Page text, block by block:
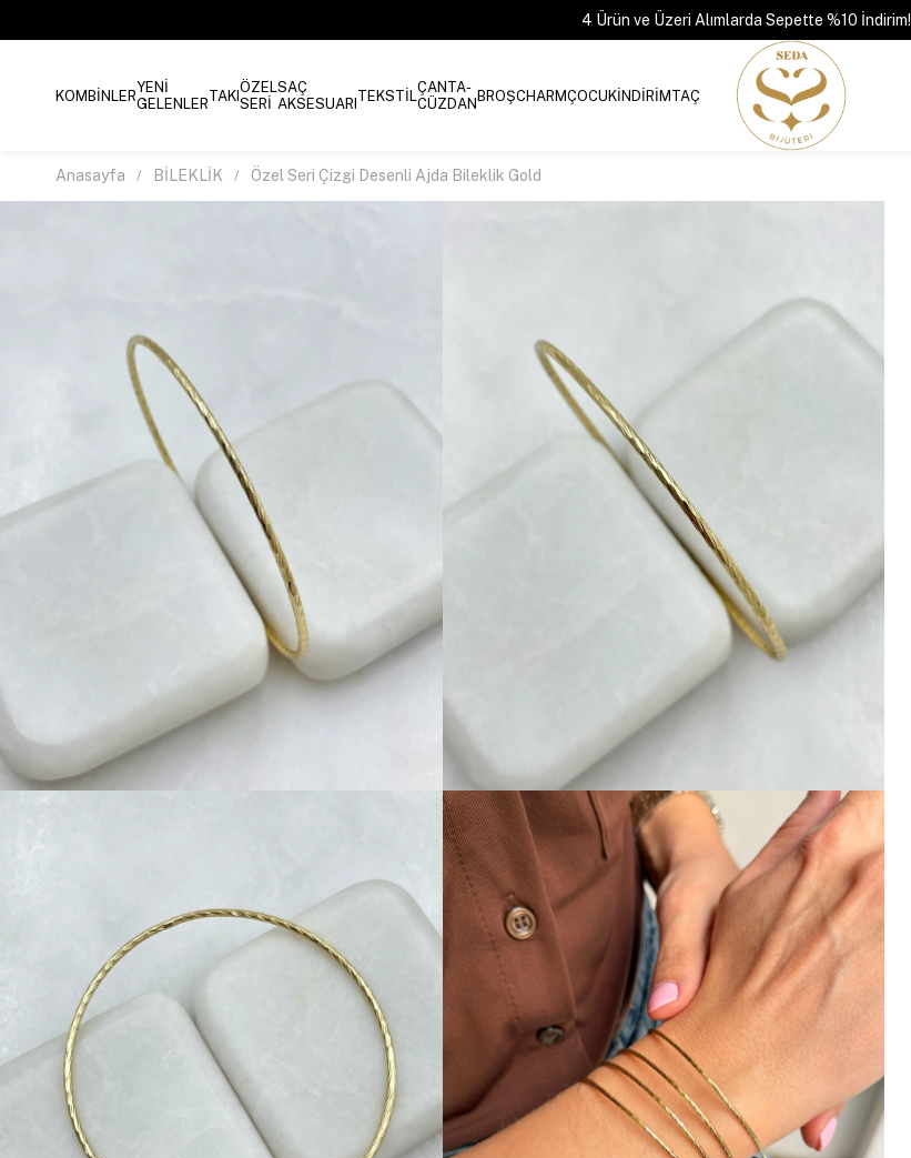
4 Ürün ve Üzeri Alımlarda Sepette %10 İndirim!
KOMBİNLERYENİ
GELENLERTAKIÖZEL
SERİ
SAÇ
AKSESUARI TEKSTİLÇANTA-
CÜZDANBROŞCHARMÇOCUKİNDİRİMTAÇ
Anasayfa BİLEKLİK Özel Seri Çizgi Desenli Ajda Bileklik Gold